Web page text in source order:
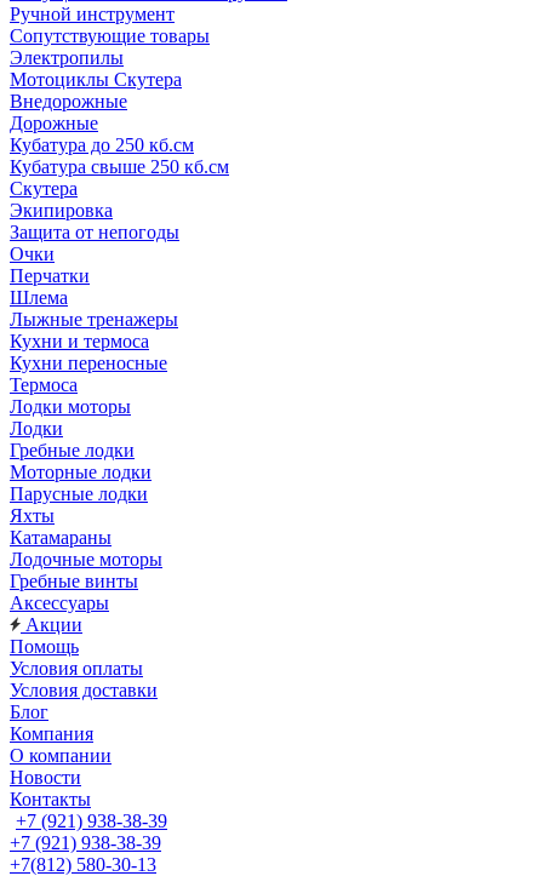
Ручной инструмент
Сопутствующие товары
Электропилы
Мотоциклы Скутера
Внедорожные
Дорожные
Кубатура до 250 кб.см
Кубатура свыше 250 кб.см
Скутера
Экипировка
Защита от непогоды
Очки
Перчатки
Шлема
Лыжные тренажеры
Кухни и термоса
Кухни переносные
Термоса
Лодки моторы
Лодки
Гребные лодки
Моторные лодки
Парусные лодки
Яхты
Катамараны
Лодочные моторы
Гребные винты
Аксессуары
Акции
Помощь
Условия оплаты
Условия доставки
Блог
Компания
О компании
Новости
Контакты
+7 (921) 938-38-39
+7 (921) 938-38-39
+7(812) 580-30-13